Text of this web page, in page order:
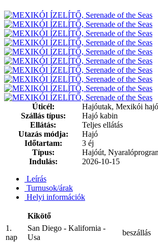
Úticél:
Hajóutak, Mexikói
Szállás típus:
Hajó kabin
Ellátás:
Teljes ellátás
Utazás módja:
Hajó
Időtartam:
3 éj
Típus:
Hajóút,
Indulás:
2026-10-15
Leírás
Turnusok/árak
Helyi információk
Kikötő
1.
nap
San Diego - Kalifornia -
Usa
beszállás